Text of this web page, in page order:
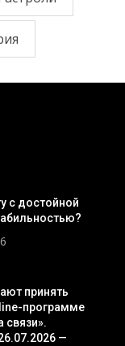
с достойной
принять
программе
связи».
—